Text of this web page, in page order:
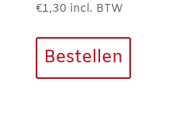
€1,30 incl. BTW
Bestellen